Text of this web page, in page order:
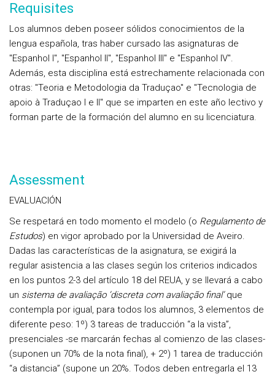
Requisites
Los alumnos deben poseer sólidos conocimientos de la
lengua española, tras haber cursado las asignaturas de
"Espanhol I", "Espanhol II", "Espanhol III" e "Espanhol IV".
Además, esta disciplina está estrechamente relacionada con
otras: "Teoria e Metodologia da Traduçao" e "Tecnologia de
apoio à Traduçao I e II" que se imparten en este año lectivo y
forman parte de la formación del alumno en su licenciatura.
Assessment
EVALUACIÓN
Se respetará en todo momento el modelo (o Regulamento de
Estudos) en vigor aprobado por la Universidad de Aveiro.
Dadas las características de la asignatura, se exigirá la
regular asistencia a las clases según los criterios indicados
en los puntos 2-3 del artículo 18 del REUA, y se llevará a cabo
un sistema de avaliação ‘discreta com avaliação final’que
contempla por igual, para todos los alumnos, 3 elementos de
diferente peso: 1º) 3 tareas de traducción “a la vista”,
presenciales -se marcarán fechas al comienzo de las clases-
(suponen un 70% de la nota final), + 2º) 1 tarea de traducción
“a distancia” (supone un 20%. Todos deben entregarla el 13